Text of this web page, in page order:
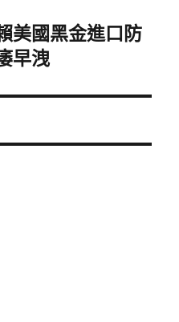
美國黑金進口防
早洩